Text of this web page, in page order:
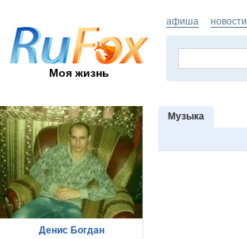
Моя жизнь
афиша новости
Музыка
Денис Богдан